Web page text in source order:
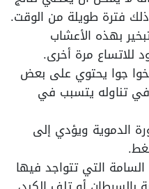
فترة طويلة من الوقت.
بهذه الأعشاب
للاتساع مرة أخرى.
جوا يحتوي على بعض
في تناوله يتسبب في
الدموية ويؤدي إلى
السامة التي تتواجد فيها